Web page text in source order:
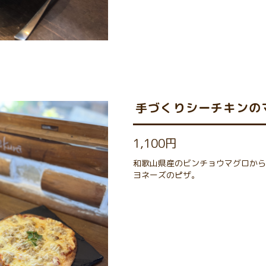
手づくりシーチキンの
1,100円
和歌山県産のビンチョウマグロか
ヨネーズのピザ。